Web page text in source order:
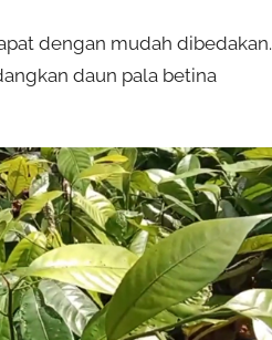
dengan mudah dibedakan.
daun pala betina